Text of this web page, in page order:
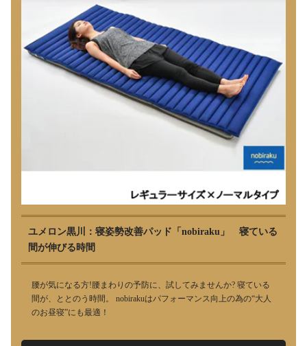
ユメロン黒川：寝姿勢改善パッド「nobiraku」 寝ている
間が伸びる時間
腰が気になる方!腰まわりの予防に、試してみませんか? 寝ている
間が、ととのう時間。 nobirakuはパフォーマンス向上の為の“大人
のお昼寝”にも最適！